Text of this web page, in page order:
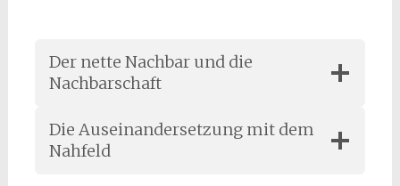
Der nette Nachbar und die
Nachbarschaft
Die Auseinandersetzung mit dem
Nahfeld